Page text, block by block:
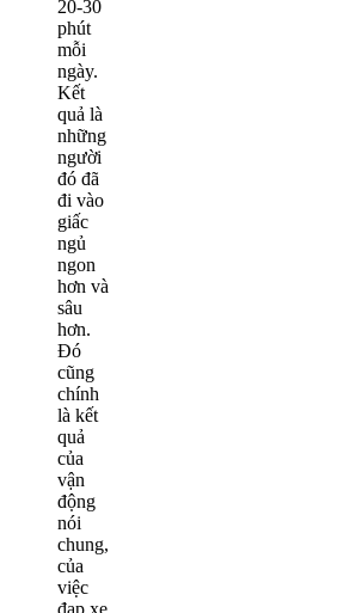
20-30
phút
mỗi
ngày.
Kết
quả là
những
người
đó đã
đi vào
giấc
ngủ
ngon
hơn và
sâu
hơn.
Đó
cũng
chính
là kết
quả
của
vận
động
nói
chung,
của
việc
đạp xe